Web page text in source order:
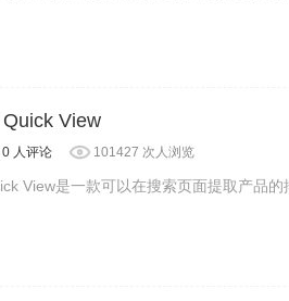
View
0 人评论 101427 次人浏览
View是一款可以在搜索页面提取产品